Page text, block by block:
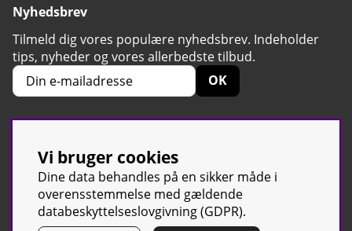
Nyhedsbrev
Tilmeld dig vores populære nyhedsbrev. Indeholder
tips, nyheder og vores allerbedste tilbud.
OK
4.6 Baseret på 2424 stemmer
Vi bruger cookies
Dine data behandles på en sikker måde i
overensstemmelse med gældende
databeskyttelseslovgivning (GDPR).